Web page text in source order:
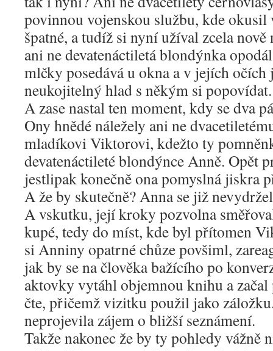
povinnou vojenskou službu, kde okusil
špatné, a tudíž si nyní užíval zcela nově
ani ne devatenáctiletá blondýnka
mlčky posedává u okna a v jejích očích
neukojitelný hlad s někým si popovídat.
A zase nastal ten moment, kdy se dva
Ony hnědé náležely ani ne
mladíkovi Viktorovi, kdežto ty
devatenáctileté blondýnce Anně. Opět
jestlipak konečně ona pomyslná jiskra
A že by skutečně? Anna se již
A vskutku, její kroky pozvolna
kupé, tedy do míst, kde byl přítomen
si Anniny opatrné chůze povšiml,
jak by se na člověka bažícího po
aktovky vytáhl objemnou knihu a
čte, přičemž vizitku použil jako
neprojevila zájem o bližší seznámení.
Takže nakonec že by ty pohledy vážně